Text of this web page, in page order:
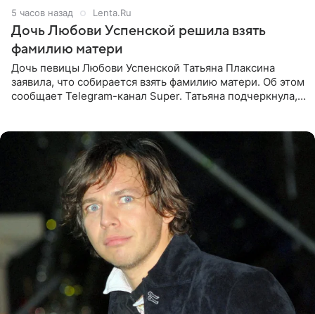
5 часов назад Lenta.Ru
Дочь Любови Успенской решила взять
фамилию матери
Дочь певицы Любови Успенской Татьяна Плаксина
заявила, что собирается взять фамилию матери. Об этом
сообщает Telegram-канал Super. Татьяна подчеркнула,